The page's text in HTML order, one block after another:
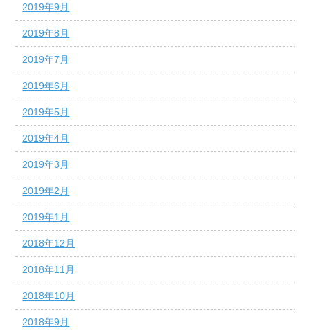
2019年9月
2019年8月
2019年7月
2019年6月
2019年5月
2019年4月
2019年3月
2019年2月
2019年1月
2018年12月
2018年11月
2018年10月
2018年9月